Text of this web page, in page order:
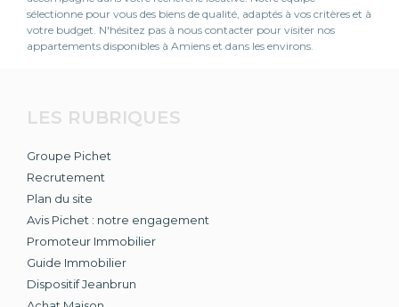
sélectionne pour vous des biens de qualité, adaptés à vos critères et à
votre budget. N'hésitez pas à nous contacter pour visiter nos
appartements disponibles à Amiens et dans les environs.
LES RUBRIQUES
Groupe Pichet
Recrutement
Plan du site
Avis Pichet : notre engagement
Promoteur Immobilier
Guide Immobilier
Dispositif Jeanbrun